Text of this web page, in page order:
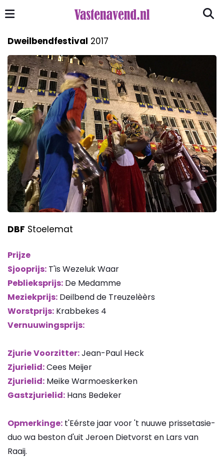
Dweilbendfestival 2017
DBF Stoelemat
Prijze
Sjooprijs: T'is Wezeluk Waar
Peblieksprijs: De Medamme
Meziekprijs: Deilbend de Treuzelèèrs
Worstprijs: Krabbekes 4
Vernuuwingsprijs:
ZjurieVoorzitter:Jean-Paul Heck
Zjurielid:Cees Meijer
Zjurielid: Meike Warmoeskerken
Gastzjurielid: Hans Bedeker
Opmerkinge: t'Eérste jaar voor 't nuuwe prissetasie-
duo wa beston d'uit Jeroen Dietvorst en Lars van
Raaij.